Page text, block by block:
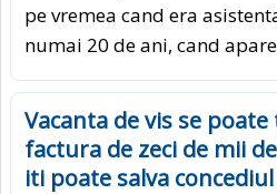
pe vremea cand era
numai 20 de ani, cand
Vacanta de vis se
factura de zeci de mii
iti poate salva